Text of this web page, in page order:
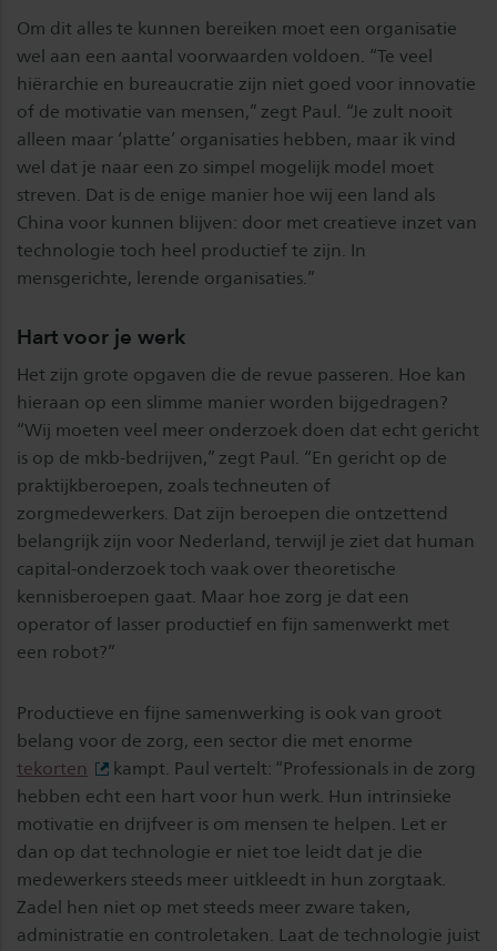
Om dit alles te kunnen bereiken moet een organisatie
wel aan een aantal voorwaarden voldoen. “Te veel
hiërarchie en bureaucratie zijn niet goed voor innovatie
of de motivatie van mensen,” zegt Paul. “Je zult nooit
alleen maar ‘platte’ organisaties hebben, maar ik vind
wel dat je naar een zo simpel mogelijk model moet
streven. Dat is de enige manier hoe wij een land als
China voor kunnen blijven: door met creatieve inzet van
technologie toch heel productief te zijn. In
mensgerichte, lerende organisaties.”
Hart voor je werk
Het zijn grote opgaven die de revue passeren. Hoe kan
hieraan op een slimme manier worden bijgedragen?
“Wij moeten veel meer onderzoek doen dat echt gericht
is op de mkb-bedrijven,” zegt Paul. “En gericht op de
praktijkberoepen, zoals techneuten of
zorgmedewerkers. Dat zijn beroepen die ontzettend
belangrijk zijn voor Nederland, terwijl je ziet dat human
capital-onderzoek toch vaak over theoretische
kennisberoepen gaat. Maar hoe zorg je dat een
operator of lasser productief en fijn samenwerkt met
een robot?”
Productieve en fijne samenwerking is ook van groot
belang voor de zorg, een sector die met enorme
tekorten
kampt. Paul vertelt: “Professionals in de zorg
hebben echt een hart voor hun werk. Hun intrinsieke
motivatie en drijfveer is om mensen te helpen. Let er
dan op dat technologie er niet toe leidt dat je die
medewerkers steeds meer uitkleedt in hun zorgtaak.
Zadel hen niet op met steeds meer zware taken,
administratie en controletaken. Laat de technologie juist